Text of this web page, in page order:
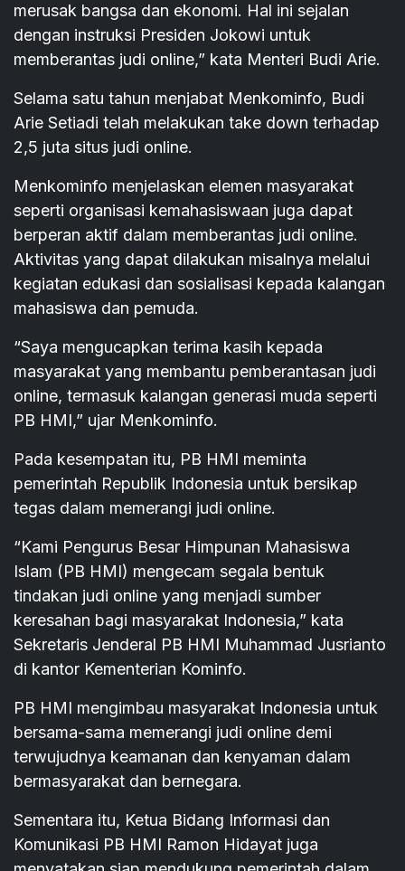
merusak bangsa dan ekonomi. Hal ini sejalan
dengan instruksi Presiden Jokowi untuk
memberantas judi online,” kata Menteri Budi Arie.
Selama satu tahun menjabat Menkominfo, Budi
Arie Setiadi telah melakukan take down terhadap
2,5 juta situs judi online.
Menkominfo menjelaskan elemen masyarakat
seperti organisasi kemahasiswaan juga dapat
berperan aktif dalam memberantas judi online.
Aktivitas yang dapat dilakukan misalnya melalui
kegiatan edukasi dan sosialisasi kepada kalangan
mahasiswa dan pemuda.
“Saya mengucapkan terima kasih kepada
masyarakat yang membantu pemberantasan judi
online, termasuk kalangan generasi muda seperti
PB HMI,” ujar Menkominfo.
Pada kesempatan itu, PB HMI meminta
pemerintah Republik Indonesia untuk bersikap
tegas dalam memerangi judi online.
“Kami Pengurus Besar Himpunan Mahasiswa
Islam (PB HMI) mengecam segala bentuk
tindakan judi online yang menjadi sumber
keresahan bagi masyarakat Indonesia,” kata
Sekretaris Jenderal PB HMI Muhammad Jusrianto
di kantor Kementerian Kominfo.
PB HMI mengimbau masyarakat Indonesia untuk
bersama-sama memerangi judi online demi
terwujudnya keamanan dan kenyaman dalam
bermasyarakat dan bernegara.
Sementara itu, Ketua Bidang Informasi dan
Komunikasi PB HMI Ramon Hidayat juga